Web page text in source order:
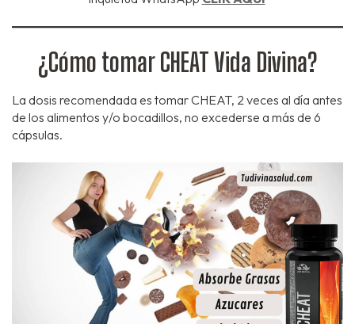
¿Cómo tomar CHEAT Vida Divina?
La dosis recomendada es tomar CHEAT, 2 veces al día antes
de los alimentos y/o bocadillos, no excederse a más de 6
cápsulas.